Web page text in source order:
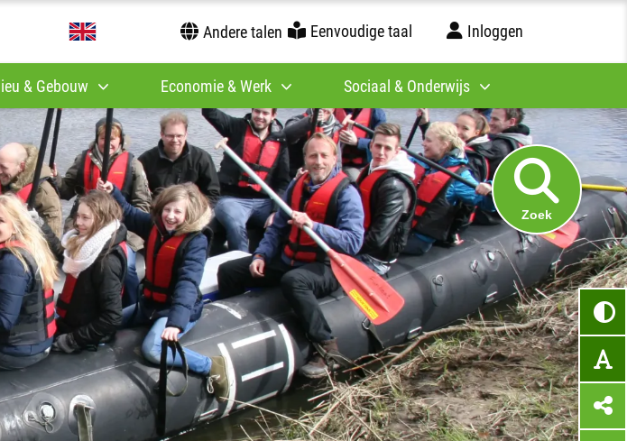
Andere talen Eenvoudige taal Inloggen
& Gebouw Economie & Werk Sociaal & Onderwijs
Zoek